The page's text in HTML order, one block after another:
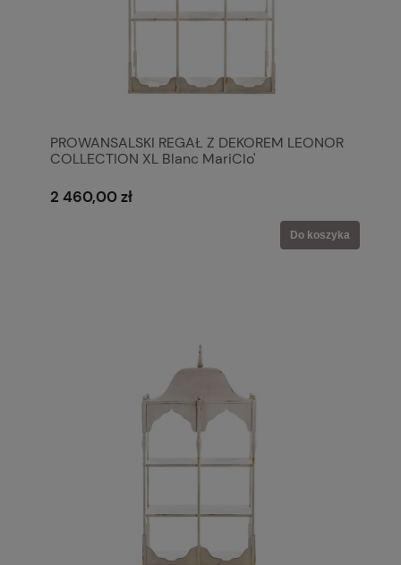
PROWANSALSKI REGAŁ Z DEKOREM LEONOR
COLLECTION XL Blanc MariClo'
2 460,00 zł
Do koszyka